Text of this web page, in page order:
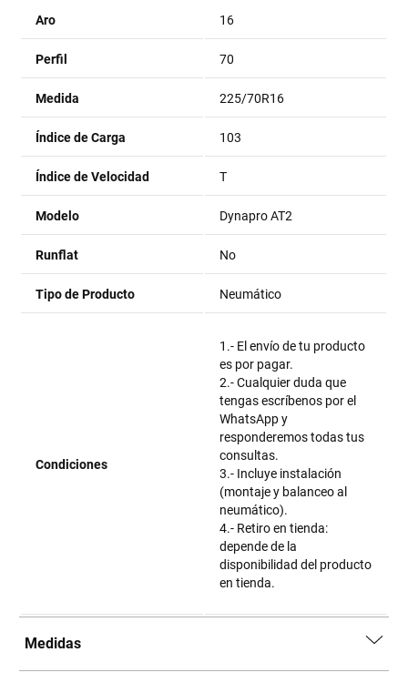
Aro 16
Perfil 70
Medida 225/70R16
Índice de Carga 103
Índice de Velocidad T
Modelo Dynapro AT2
Runflat No
Tipo de Producto Neumático
Condiciones
1.- El envío de tu producto
es por pagar.
2.- Cualquier duda que
tengas escríbenos por el
WhatsApp y
responderemos todas tus
consultas.
3.- Incluye instalación
(montaje y balanceo al
neumático).
4.- Retiro en tienda:
depende de la
disponibilidad del producto
en tienda.
Medidas